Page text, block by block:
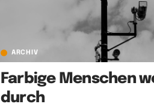
ARCHIV
Farbige Menschen
durch